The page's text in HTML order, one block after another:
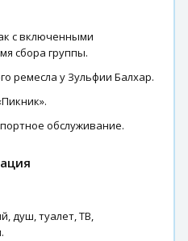
с включенными
сбора группы.
ремесла у Зульфии Балхар.
обслуживание.
душ, туалет, ТВ,